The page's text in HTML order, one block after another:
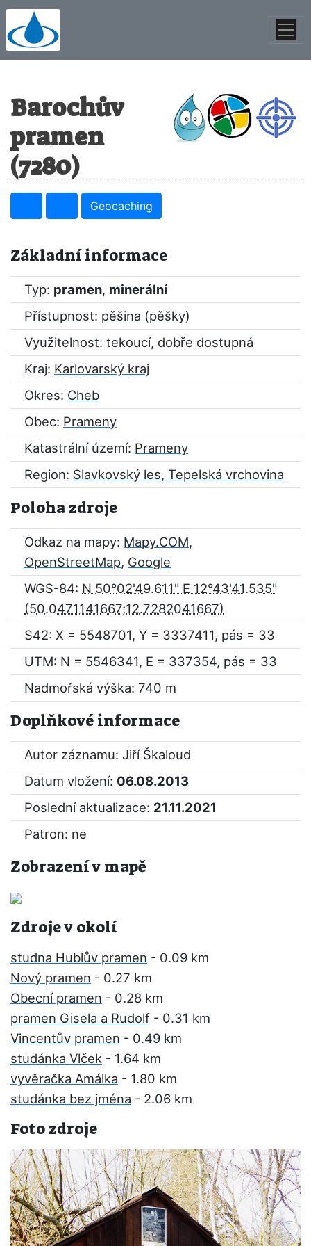
Barochův
pramen
(7280)
Geocaching
Základní informace
Typ: pramen, minerální
Přístupnost: pěšina (pěšky)
Využitelnost: tekoucí, dobře dostupná
Kraj: Karlovarský kraj
Okres: Cheb
Obec: Prameny
Katastrální území: Prameny
Region: Slavkovský les, Tepelská vrchovina
Poloha zdroje
Odkaz na mapy: Mapy.COM,
OpenStreetMap, Google
WGS-84: N 50°02'49.611" E 12°43'41.535"
S42: X = 5548701, Y = 3337411, pás = 33
UTM: N = 5546341, E = 337354, pás = 33
Nadmořská výška: 740 m
Doplňkové informace
Autor záznamu: Jiří Škaloud
Datum vložení: 06.08.2013
Poslední aktualizace: 21.11.2021
Patron: ne
Zobrazení v mapě
Zdroje v okolí
studna Hublův pramen - 0.09 km
Nový pramen - 0.27 km
Obecní pramen - 0.28 km
pramen Gisela a Rudolf - 0.31 km
Vincentův pramen - 0.49 km
studánka Vlček - 1.64 km
vyvěračka Amálka - 1.80 km
studánka bez jména - 2.06 km
Foto zdroje